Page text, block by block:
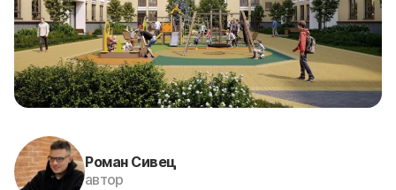
Роман Сивец
автор